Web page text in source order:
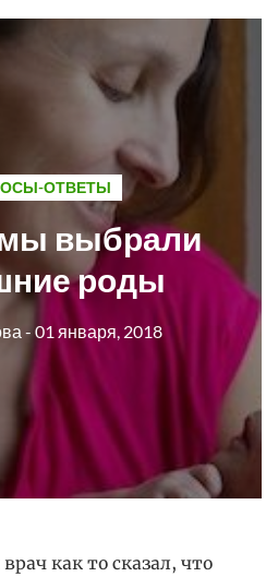
ОТВЕТЫ
выбрали
роды
- 01 января, 2018
как то сказал, что